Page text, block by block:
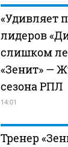
«Удивляет
лидеров
слишком
«Зенит» —
сезона РПЛ
14:01
Тренер